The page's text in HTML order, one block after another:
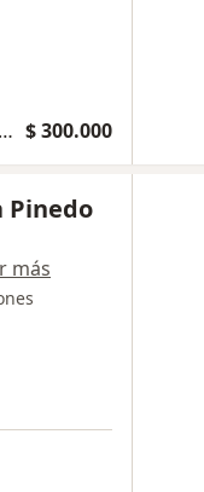
Visita Cirugía Plástica, Estética y Reconstructiva $ 300.000
Pinedo
más